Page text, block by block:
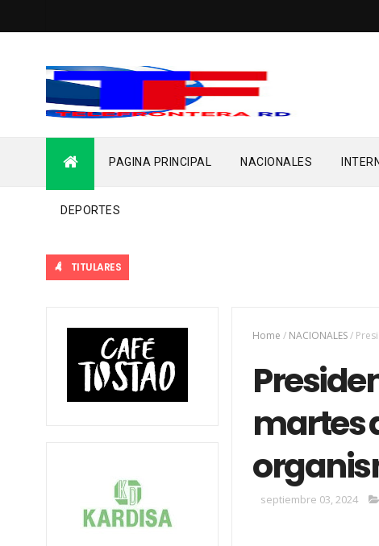
PAGINA PRINCIPAL NACIONALES
DEPORTES
TITULARES
Home / NACIONALES/
martes
septiembre 03, 2024